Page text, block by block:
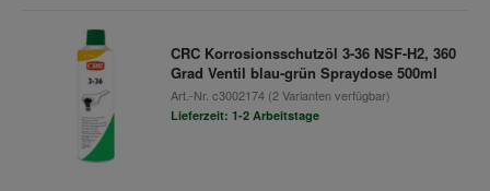
CRC Korrosionsschutzöl 3-36 NSF-H2, 360
Grad Ventil blau-grün Spraydose 500ml
Art.-Nr. c3002174(2 Varianten verfügbar)
Lieferzeit: 1-2 Arbeitstage